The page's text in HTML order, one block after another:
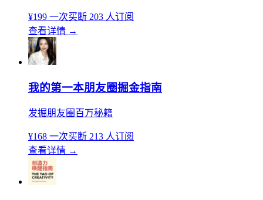
¥199 一次买断 203 人订阅
查看详情 →
我的第一本朋友圈掘金指南
发掘朋友圈百万秘籍
¥168 一次买断 213 人订阅
查看详情 →